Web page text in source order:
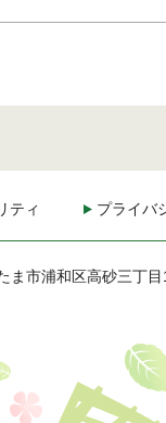
ティ プライバ
ま市浦和区高砂三丁